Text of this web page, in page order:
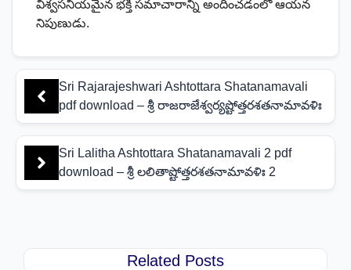
విశ్వసనీయమైన భక్తి సమాచారాన్ని అందించడంలో ఆయన
నిపుణుడు.
Sri Rajarajeshwari Ashtottara Shatanamavali
pdf download – శ్రీ రాజరాజేశ్వర్యష్టోత్తరశతనామావళిః
Sri Lalitha Ashtottara Shatanamavali 2 pdf
download – శ్రీ లలితాష్టోత్తరశతనామావళిః 2
Related Posts